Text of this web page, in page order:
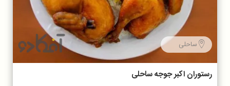
ساحلی
رستوران اکبر جوجه ساحلی